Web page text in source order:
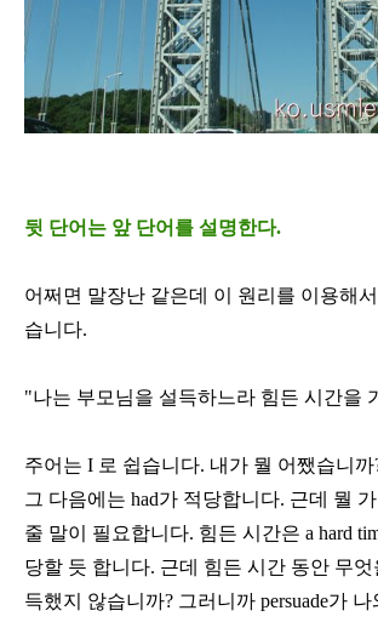
뒷 단어는 앞 단어를 설명한다.
어쩌면 말장난 같은데 이 원리를 이용해
습니다.
"나는 부모님을 설득하느라 힘든 시간을
주어는 I 로 쉽습니다. 내가 뭘 어쨌습니까
그 다음에는 had가 적당합니다. 근데 뭘
줄 말이 필요합니다. 힘든 시간은 a hard
당할 듯 합니다. 근데 힘든 시간 동안 무엇
득했지 않습니까? 그러니까 persuade가 나